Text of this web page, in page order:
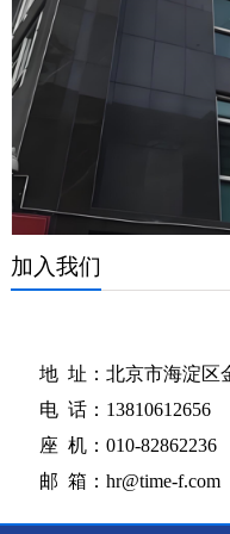
加入我们
地 址：北京市海淀区
电 话：13810612656
座 机：010-82862236
邮 箱：hr@time-f.com